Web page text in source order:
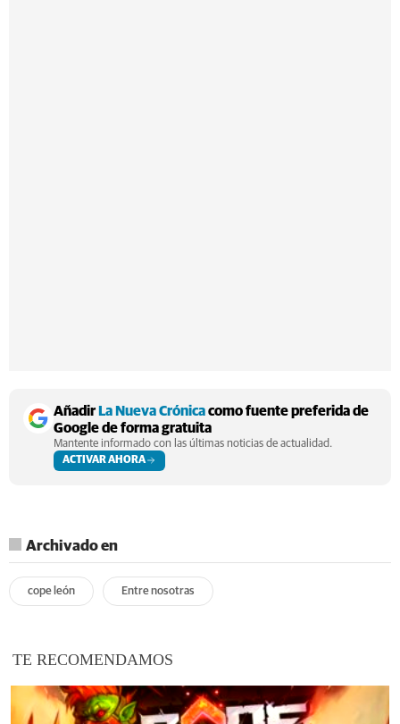
AñadirLa Nueva Crónicacomo fuente preferida de
Google de forma gratuita
Mantente informado con las últimas noticias de actualidad.
ACTIVAR AHORA
Archivado en
cope león Entre nosotras
TE RECOMENDAMOS